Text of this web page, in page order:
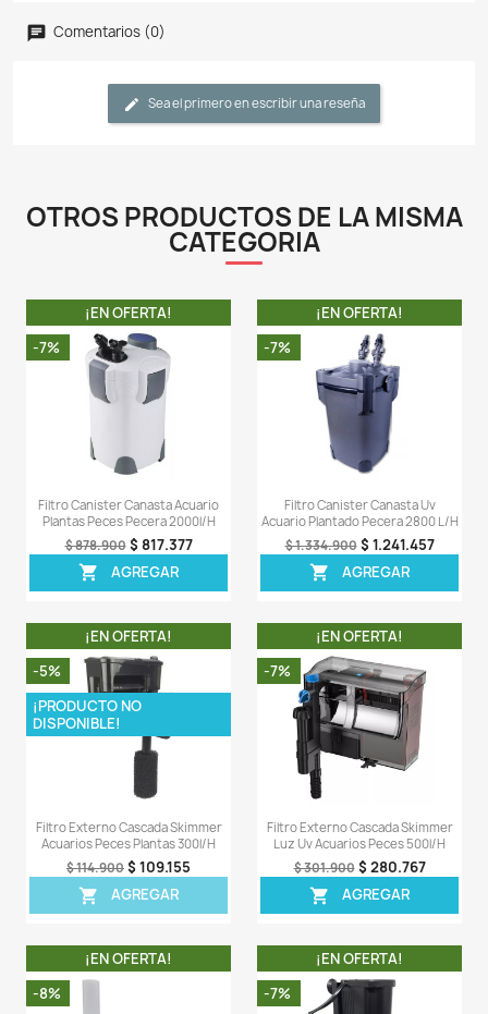
limpiar los cartuchos de filtro usados. Esta
usuario, sino que está informado sobre la
cuidados. Este hecho agrada especialmente a
longitud regulable. Esta función le permite adaptar
cualquier acuario.
- Fabricado en plástico ABS de calidad para
- El filtro Resun se basa en muchos años de
caracteriza por la fiabilidad y el trabajo eficiente. El
el corazón del dispositivo, es resistente a la alta
agua bombeada y, además, tiene un eje de acero
sinterizado con titanio, lo que permite que la bomba
agua de mar.
- Recomendamos incorporar material biológico
medio altamente poroso que pueda albergar
nitrificantes de manera mas eficiente.
- Diseñado para ser fácilmente mantenido.
- 1 X Filtro Resun SMX-350 con sus respectivos
fabrica y empaques.
Comentarios (0)
Sea el primero en escribir una reseña
OTROS PRODUCTOS DE LA